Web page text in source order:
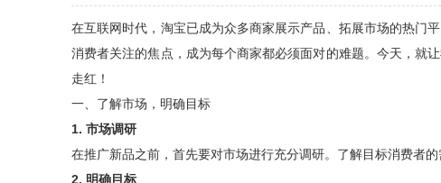
在互联网时代，淘宝已成为众多商家展示产品、拓展市场的热门
消费者关注的焦点，成为每个商家都必须面对的难题。今天，就
走红！
一、了解市场，明确目标
1. 市场调研
在推广新品之前，首先要对市场进行充分调研。了解目标消费者
2. 明确目标